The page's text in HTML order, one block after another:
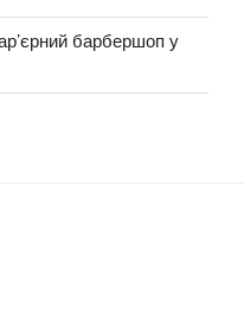
барбершоп у